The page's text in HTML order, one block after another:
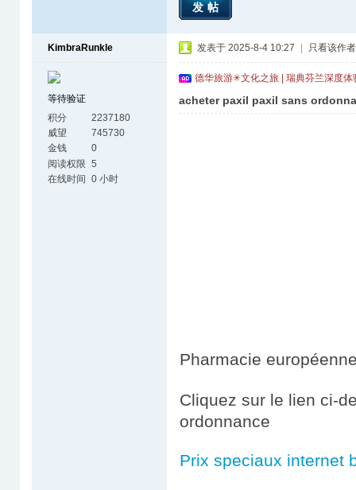
发帖
KimbraRunkle
等待验证
积分
2237180
威望
745730
金钱
0
阅读权限 5
在线时间 0 小时
发表于 2025-8-4 10:27 只看该作者
德华旅游✳文化之旅 | 瑞典芬兰深度
acheter paxil paxil sans
Pharmacie
Cliquez sur le lien ci-
ordonnance
Prix speciaux internet